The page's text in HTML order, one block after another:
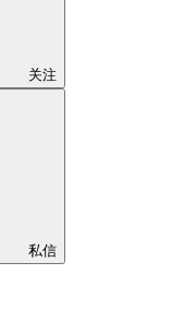
关注
私信